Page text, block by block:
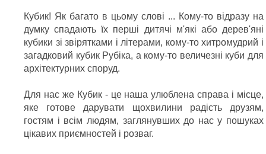
Кубик! Як багато в цьому слові ... Кому-то відразу на
думку спадають їх перші дитячі м'які або дерев'яні
кубики зі звірятками і літерами, кому-то хитромудрий і
загадковий кубик Рубіка, а кому-то величезні куби для
архітектурних споруд.
Для нас же Кубик - це наша улюблена справа і місце,
яке готове дарувати щохвилини радість друзям,
гостям і всім людям, заглянувших до нас у пошуках
цікавих приємностей і розваг.